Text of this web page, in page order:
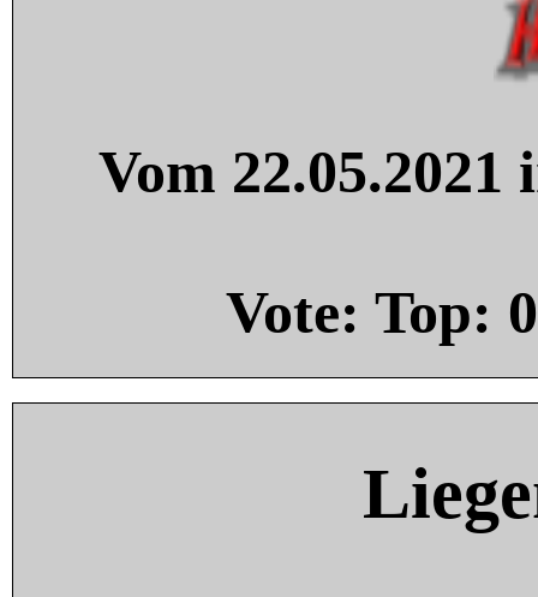
Vom
Vote: Top: 0